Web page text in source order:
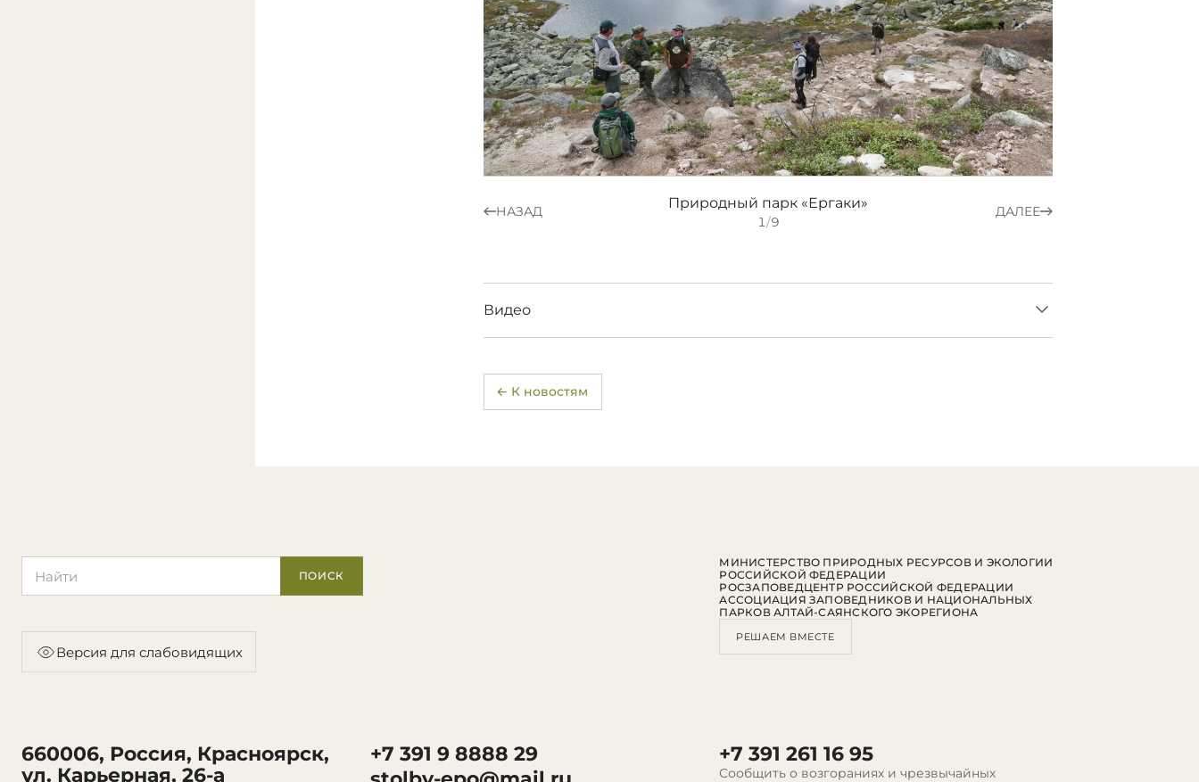
НАЗАД
Природный парк «Ергаки»
1/9
ДАЛЕЕ
Видео
← К новостям
ПОИСК
Версия для слабовидящих
660006, Россия, Красноярск,
ул. Карьерная, 26-а
+7 391 9 8888 29
+7 391 261 16 95
Сообщить о возгораниях и чрезвычайных
МИНИСТЕРСТВО ПРИРОДНЫХ РЕСУРСОВ И ЭКОЛОГИИ
РОССИЙСКОЙ ФЕДЕРАЦИИ
РОСЗАПОВЕДЦЕНТР РОССИЙСКОЙ ФЕДЕРАЦИИ
АССОЦИАЦИЯ ЗАПОВЕДНИКОВ И НАЦИОНАЛЬНЫХ
ПАРКОВ АЛТАЙ-САЯНСКОГО ЭКОРЕГИОНА
РЕШАЕМ ВМЕСТЕ